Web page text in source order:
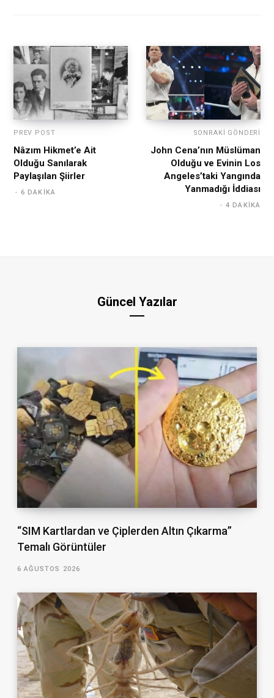
PREV POST
Nâzım Hikmet’e Ait
Olduğu Sanılarak
Paylaşılan Şiirler
6 DAKIKA
SONRAKI GÖNDERI
John Cena’nın Müslüman
Olduğu ve Evinin Los
Angeles’taki Yangında
Yanmadığı İddiası
4 DAKIKA
Güncel Yazılar
“SIM Kartlardan ve Çiplerden Altın Çıkarma”
Temalı Görüntüler
6 AĞUSTOS 2026